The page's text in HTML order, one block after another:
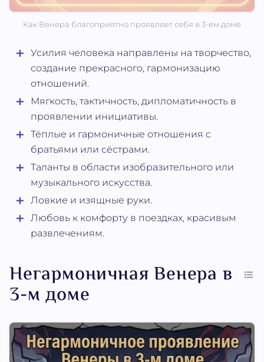
Как Венера благоприятно проявляет себя в 3-ем доме
Усилия человека направлены на творчество,
создание прекрасного, гармонизацию
отношений.
Мягкость, тактичность, дипломатичность в
проявлении инициативы.
Тёплые и гармоничные отношения с
братьями или сёстрами.
Таланты в области изобразительного или
музыкального искусства.
Ловкие и изящные руки.
Любовь к комфорту в поездках, красивым
развлечениям.
Негармоничная Венера в
3-м доме